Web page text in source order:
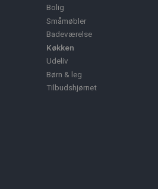
Bolig
Småmøbler
Badeværelse
Køkken
Udeliv
Børn & leg
Tilbudshjørnet